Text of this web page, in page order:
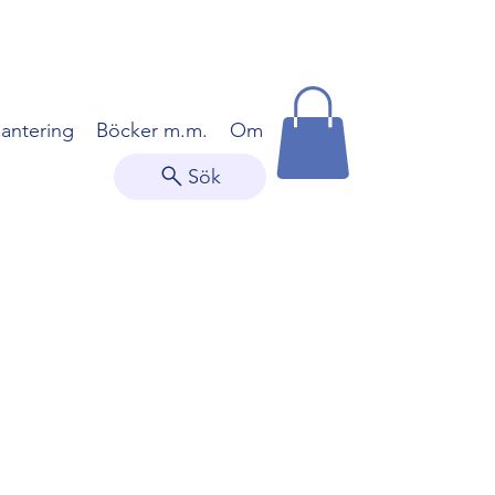
Böcker m.m.
Om
Sök